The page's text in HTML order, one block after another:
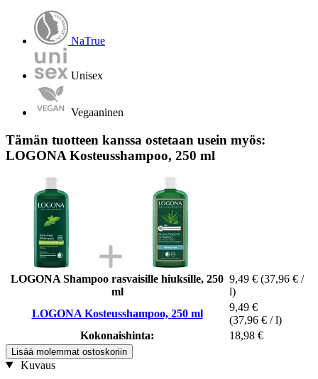
NaTrue
Unisex
Vegaaninen
Tämän tuotteen kanssa ostetaan usein myös:
LOGONA Kosteusshampoo, 250 ml
LOGONA Shampoo rasvaisille hiuksille, 250
ml
9,49 € (37,96 € /
l)
LOGONA Kosteusshampoo, 250 ml
9,49 €
(37,96 € / l)
Kokonaishinta:
18,98 €
Lisää molemmat ostoskoriin
Kuvaus